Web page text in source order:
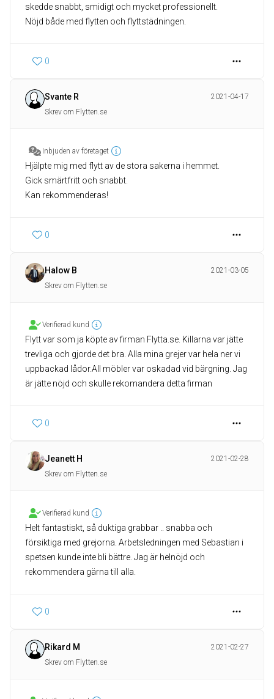
skedde snabbt, smidigt och mycket professionellt.
Nöjd både med flytten och flyttstädningen.
0
Svante R
2021-04-17
Skrev om Flytten.se
Inbjuden av företaget
Hjälpte mig med flytt av de stora sakerna i hemmet.
Gick smärtfritt och snabbt.
Kan rekommenderas!
0
Halow B
2021-03-05
Skrev om Flytten.se
Verifierad kund
Flytt var som ja köpte av firman Flytta.se. Killarna var jätte
trevliga och gjorde det bra. Alla mina grejer var hela ner vi
uppbackad lådor.All möbler var oskadad vid bärgning. Jag
0
Jeanett H
2021-02-28
Skrev om Flytten.se
Verifierad kund
Helt fantastiskt, så duktiga grabbar .. snabba och
försiktiga med grejorna. Arbetsledningen med Sebastian i
spetsen kunde inte bli bättre. Jag är helnöjd och
rekommendera gärna till alla.
0
Rikard M
2021-02-27
Skrev om Flytten.se